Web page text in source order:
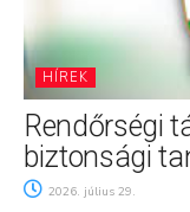
HÍREK
Rendőrségi
biztonsági
2026. július 29.